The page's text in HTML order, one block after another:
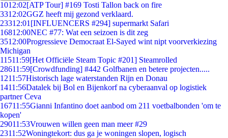
1012:02[ATP Tour] #169 Tosti Tallon back on fire
3312:02GGZ heeft mij gezond verklaard.
23312:01 [INFLUENCERS #294] supermarkt Safari
16812:00NEC #77: Wat een seizoen is dit zeg
3512:00Progressieve Democraat El-Sayed wint nipt voorverkiezing
Michigan
11511:59[Het Officiële Steam Topic #201] Steamrolled
28611:59[Crowdfunding] #442 Golfbanen en betere projecten.....
1211:57Historisch lage waterstanden Rijn en Donau
1411:56Datalek bij Bol en Bijenkorf na cyberaanval op logistiek
partner Ceva
16711:55Gianni Infantino doet aanbod om 211 voetbalbonden 'om te
kopen'
29011:53Vrouwen willen geen man meer #29
2311:52Woningtekort: dus ga je woningen slopen, logisch